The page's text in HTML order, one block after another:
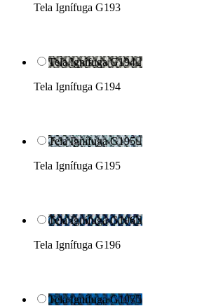
Tela Ignífuga G193
Tela Ignífuga G194
Tela Ignífuga G194
Tela Ignífuga G195
Tela Ignífuga G195
Tela Ignífuga G196
Tela Ignífuga G196
Tela Ignífuga G197